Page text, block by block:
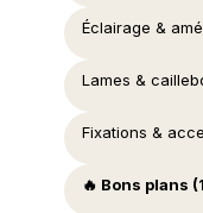
Éclairage &
Lames &
Fixations &
🔥 Bons plans